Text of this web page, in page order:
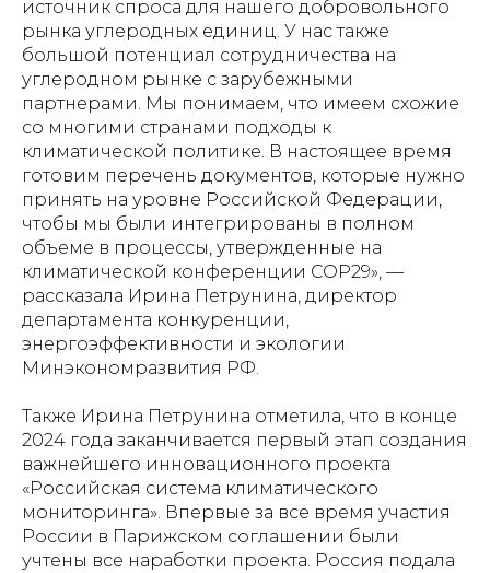
источник спроса для нашего добровольного
рынка углеродных единиц. У нас также
большой потенциал сотрудничества на
углеродном рынке с зарубежными
партнерами. Мы понимаем, что имеем схожие
со многими странами подходы к
климатической политике. В настоящее время
готовим перечень документов, которые нужно
принять на уровне Российской Федерации,
чтобы мы были интегрированы в полном
объеме в процессы, утвержденные на
климатической конференции СОР29», —
рассказала Ирина Петрунина, директор
департамента конкуренции,
энергоэффективности и экологии
Минэкономразвития РФ.
Также Ирина Петрунина отметила, что в конце
2024 года заканчивается первый этап создания
важнейшего инновационного проекта
«Российская система климатического
мониторинга». Впервые за все время участия
России в Парижском соглашении были
учтены все наработки проекта. Россия подала